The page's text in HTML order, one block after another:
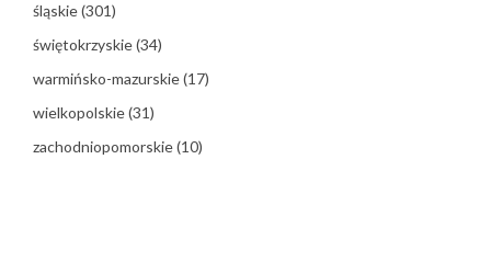
śląskie(301)
świętokrzyskie(34)
warmińsko-mazurskie(17)
wielkopolskie(31)
zachodniopomorskie(10)